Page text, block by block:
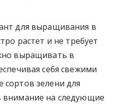
для выращивания в
растет и не требует
выращивать в
себя свежими
зелени для
внимание на следующие